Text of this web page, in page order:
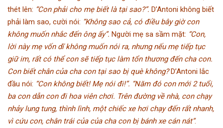
thét lên: “Con phải cho mẹ biết là tại sao?”. D’Antoni không biết
phải làm sao, cười nói: “Không sao cả, có điều bây giờ con
không muốn nhắc đến ông ấy”. Người mẹ sa sầm mặt: “Con,
lời này mẹ vốn dĩ không muốn nói ra, nhưng nếu mẹ tiếp tục
giữ im, rất có thể con sẽ tiếp tục làm tổn thương đến cha con.
Con biết chân của cha con tại sao bị què không?D’Antoni lắc
đầu nói: “Con không biết! Mẹ nói đi!”. “Năm đó con mới 2 tuổi,
ba con dẫn con đi hoa viên chơi. Trên đường về nhà, con chạy
nhảy lung tung, thình lình, một chiếc xe hơi chạy đến rất nhanh,
vì cứu con, chân trái của của cha con bị bánh xe cán nát”.